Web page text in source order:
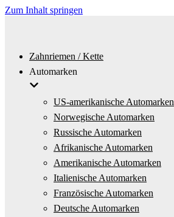
Zum Inhalt springen
Zahnriemen / Kette
Automarken
US-amerikanische Automarken
Norwegische Automarken
Russische Automarken
Afrikanische Automarken
Amerikanische Automarken
Italienische Automarken
Französische Automarken
Deutsche Automarken